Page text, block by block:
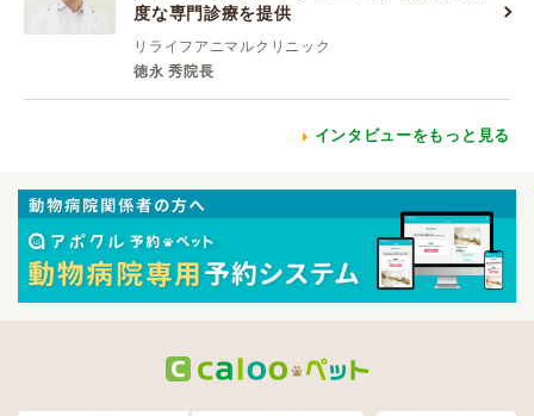
度な専門診療を提供
リライフアニマルクリニック
徳永 秀院長
インタビューをもっと見る